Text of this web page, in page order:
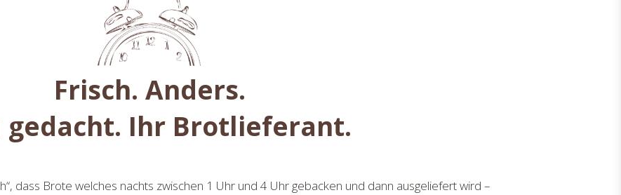
Frisch. Anders.
gedacht. Ihr Brotlieferant.
dass Brote welches nachts zwischen 1 Uhr und 4 Uhr gebacken und dann ausgeliefert wird –